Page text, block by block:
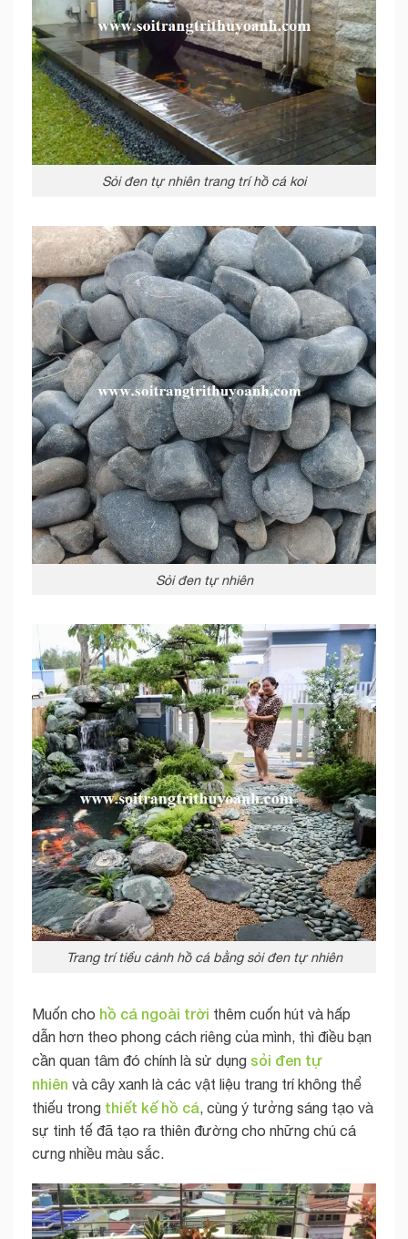
Sỏi đen tự nhiên trang trí hồ cá koi
Sỏi đen tự nhiên
Trang trí tiểu cảnh hồ cá bằng sỏi đen tự nhiên
Muốn cho hồ cá ngoài trời thêm cuốn hút và hấp
dẫn hơn theo phong cách riêng của mình, thì điều bạn
cần quan tâm đó chính là sử dụng sỏi đen tự
nhiên và cây xanh là các vật liệu trang trí không thể
thiếu trong thiết kế hồ cá, cùng ý tưởng sáng tạo và
sự tinh tế đã tạo ra thiên đường cho những chú cá
cưng nhiều màu sắc.